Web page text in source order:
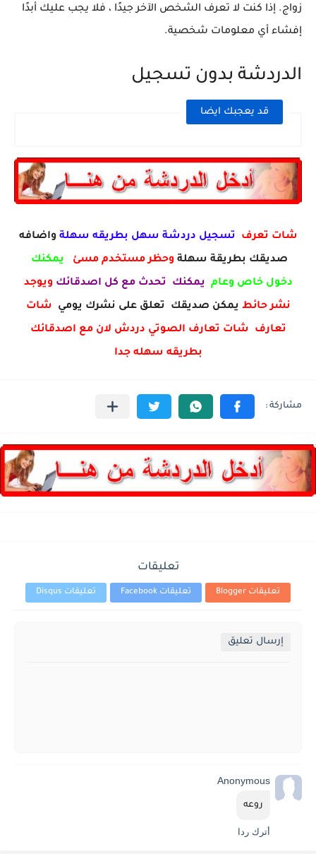
زواج. إذا كنت لا تعرف الشخص الآخر جيدًا ، فلا يجب عليك أبدًا
إفشاء أي معلومات شخصية.
الدردشة بدون تسجيل
قد يعجبك ايضا
شات تعرف تسجيل دردشة سهل بطريقه سهلة واضافه
صديقك بطريقة سهلة وحظر مستخدم مسئ يمكنك
دخول خاص وعام يمكنك تحدث مع كل اصدقائك ويوجد
نشر حائط يمكن صديقك تعلق على نشرك يومي شات
تعارف شات تعارف الصوتي دردش لان مع اصدقائك
بطريقه سهله جدا
تعليقات
تعليقات Blogger تعليقات Facebook تعليقات Disqus
إرسال تعليق
Anonymous
روعه
أترك ردا